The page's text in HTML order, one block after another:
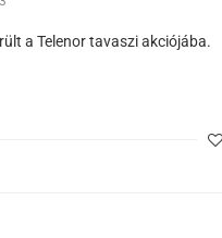
a Telenor tavaszi akciójába.